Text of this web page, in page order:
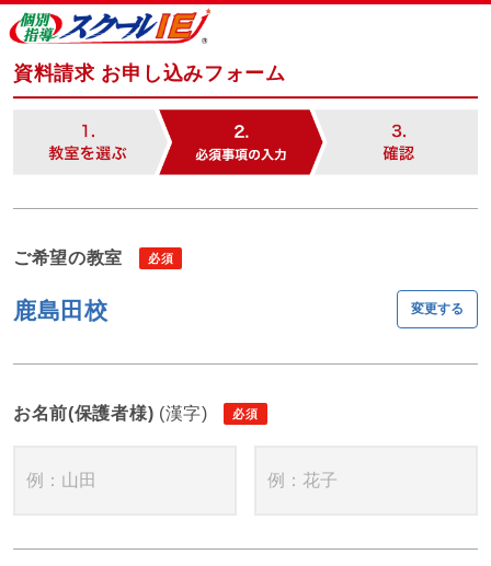
資料請求 お申し込みフォーム
ご希望の教室
鹿島田校 変更する
お名前(保護者様) (漢字)